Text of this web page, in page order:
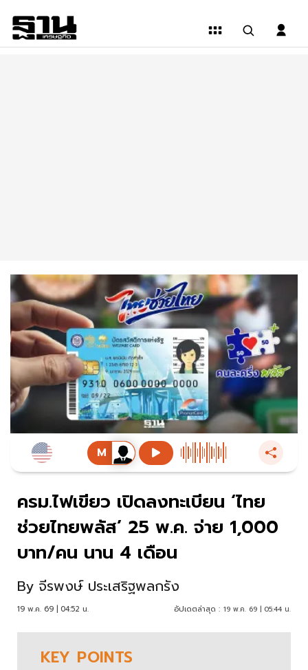
ครม.ไฟเขียว เปิดลงทะเบียน ‘ไทย
ช่วยไทยพลัส’ 25 พ.ค. จ่าย 1,000
บาท/คน นาน 4 เดือน
By จีรพงษ์ ประเสริฐพลกรัง
19 พ.ค. 69 | 04:52 น. อัปเดตล่าสุด : 19 พ.ค. 69 | 05:44 น.
KEY POINTS